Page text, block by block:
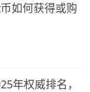
如何获得或购
年权威排名，